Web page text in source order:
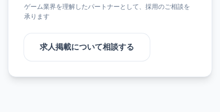
ゲーム業界を理解したパートナーとして、採用のご相談を
承ります
求人掲載について相談する